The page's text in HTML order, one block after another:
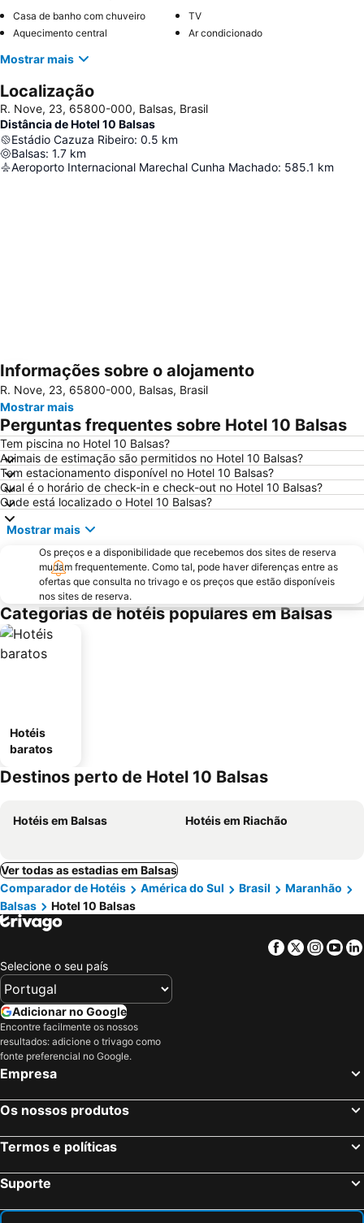
Casa de banho com chuveiro
TV
Aquecimento central
Ar condicionado
Mostrar mais
Localização
R. Nove, 23, 65800-000, Balsas, Brasil
Distância de Hotel 10 Balsas
Estádio Cazuza Ribeiro: 0.5 km
Balsas: 1.7 km
Aeroporto Internacional Marechal Cunha Machado: 585.1 km
Ampliar mapa
Informações sobre o alojamento
R. Nove, 23, 65800-000, Balsas, Brasil
Mostrar mais
Perguntas frequentes sobre Hotel 10 Balsas
Tem piscina no Hotel 10 Balsas?
Animais de estimação são permitidos no Hotel 10 Balsas?
Tem estacionamento disponível no Hotel 10 Balsas?
Qual é o horário de check-in e check-out no Hotel 10 Balsas?
Onde está localizado o Hotel 10 Balsas?
Mostrar mais
Os preços e a disponibilidade que recebemos dos sites de reserva
mudam frequentemente. Como tal, pode haver diferenças entre as
ofertas que consulta no trivago e os preços que estão disponíveis
nos sites de reserva.
Categorias de hotéis populares em Balsas
Hotéis
baratos
Destinos perto de Hotel 10 Balsas
Hotéis em Balsas Hotéis em Riachão
Ver todas as estadias em Balsas
Comparador de Hotéis
América do Sul Brasil
Maranhão
Balsas
Hotel 10 Balsas
Facebook
Twitter
Selecione o seu país
Adicionar no Google
Encontre facilmente os nossos
resultados: adicione o trivago como
fonte preferencial no Google.
Empresa
Os nossos produtos
Termos e políticas
Suporte